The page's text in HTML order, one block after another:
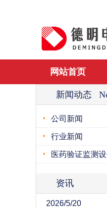
网站首页
新闻动态
公司新闻
行业新闻
医药验证监测
资讯
2026/5/20